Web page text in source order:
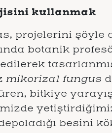
kullanmak
projelerini şöyle
botanik
mikorizal fungus
bitkiye
besini